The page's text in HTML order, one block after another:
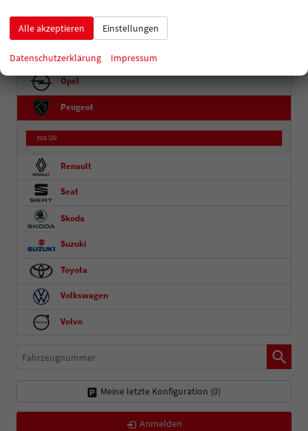
MG
Nissan
Opel
Peugeot
308 SW
Renault
Seat
Skoda
Suzuki
Toyota
Volkswagen
Volvo
Fahrzeugnummer
Meine letzte Konfiguration (0)
Anmelden
Alle akzeptieren Einstellungen
Datenschutzerklärung Impressum